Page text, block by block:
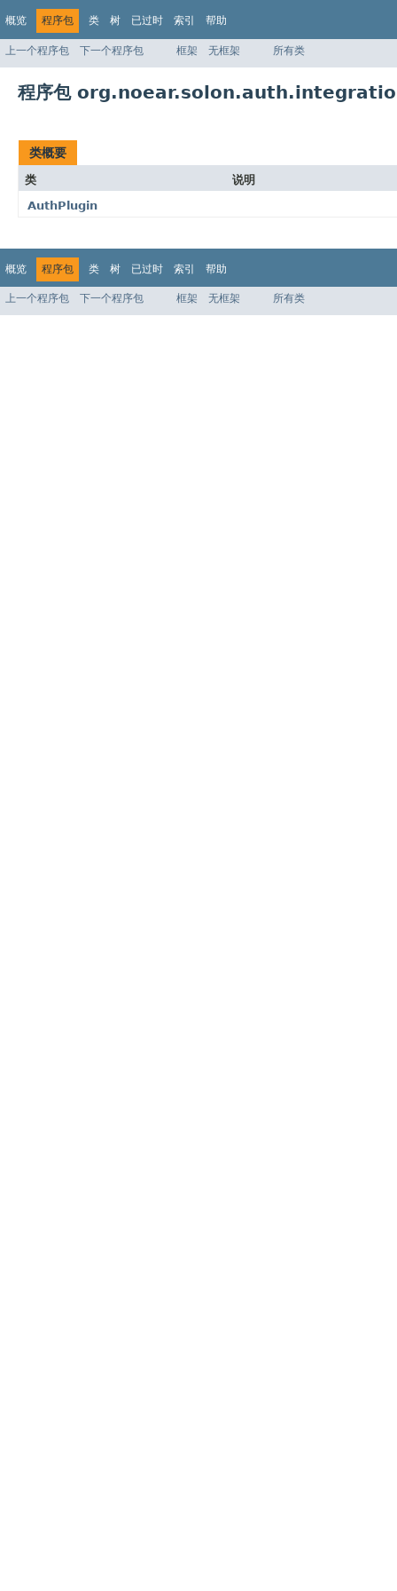
概览 程序包 类 树 已过时 索引 帮助
上一个程序包 下一个程序包 框架 无框架 所有类
程序包
类概要
类
说明
AuthPlugin
概览 程序包 类 树 已过时 索引 帮助
上一个程序包 下一个程序包 框架 无框架 所有类